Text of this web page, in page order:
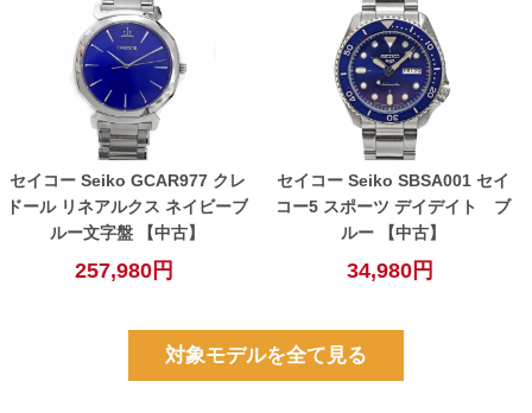
セイコー Seiko GCAR977 クレ
ドール リネアルクス ネイビーブ
ルー文字盤 【中古】
257,980円
セイコー Seiko SBSA001 セイ
コー5 スポーツ デイデイト ブ
ルー 【中古】
34,980円
対象モデルを全て見る